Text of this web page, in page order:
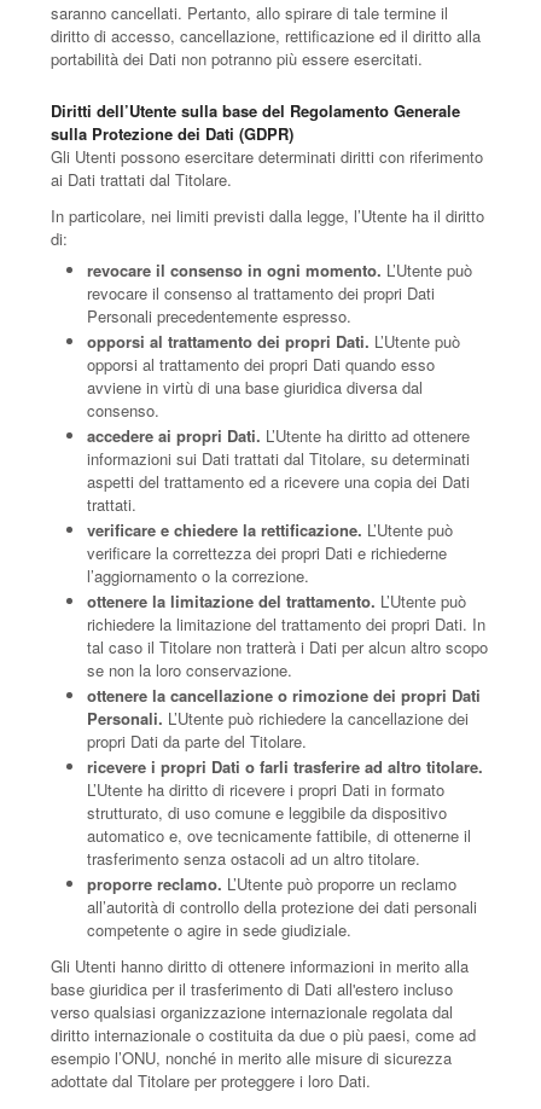
saranno cancellati. Pertanto, allo spirare di tale termine il
diritto di accesso, cancellazione, rettificazione ed il diritto alla
portabilità dei Dati non potranno più essere esercitati.
Diritti dell’Utente sulla base del Regolamento Generale
sulla Protezione dei Dati (GDPR)
Gli Utenti possono esercitare determinati diritti con riferimento
ai Dati trattati dal Titolare.
In particolare, nei limiti previsti dalla legge, l’Utente ha il diritto
di:
revocare il consenso in ogni momento. L’Utente può
revocare il consenso al trattamento dei propri Dati
Personali precedentemente espresso.
opporsi al trattamento dei propri Dati. L’Utente può
opporsi al trattamento dei propri Dati quando esso
avviene in virtù di una base giuridica diversa dal
consenso.
accedere ai propri Dati. L’Utente ha diritto ad ottenere
informazioni sui Dati trattati dal Titolare, su determinati
aspetti del trattamento ed a ricevere una copia dei Dati
trattati.
verificare e chiedere la rettificazione. L’Utente può
verificare la correttezza dei propri Dati e richiederne
l’aggiornamento o la correzione.
ottenere la limitazione del trattamento. L’Utente può
richiedere la limitazione del trattamento dei propri Dati. In
tal caso il Titolare non tratterà i Dati per alcun altro scopo
se non la loro conservazione.
ottenere la cancellazione o rimozione dei propri Dati
Personali. L’Utente può richiedere la cancellazione dei
propri Dati da parte del Titolare.
ricevere i propri Dati o farli trasferire ad altro titolare.
L’Utente ha diritto di ricevere i propri Dati in formato
strutturato, di uso comune e leggibile da dispositivo
automatico e, ove tecnicamente fattibile, di ottenerne il
trasferimento senza ostacoli ad un altro titolare.
proporre reclamo. L’Utente può proporre un reclamo
all’autorità di controllo della protezione dei dati personali
competente o agire in sede giudiziale.
Gli Utenti hanno diritto di ottenere informazioni in merito alla
base giuridica per il trasferimento di Dati all'estero incluso
verso qualsiasi organizzazione internazionale regolata dal
diritto internazionale o costituita da due o più paesi, come ad
esempio l’ONU, nonché in merito alle misure di sicurezza
adottate dal Titolare per proteggere i loro Dati.